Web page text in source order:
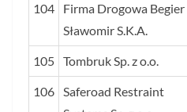
104
Firma Drogowa Begier
Sławomir S.K.A.
105 Tombruk Sp. z o.o.
106 Saferoad Restraint